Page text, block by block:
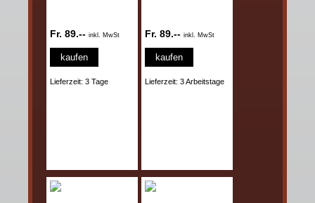
Fr. 89.-- inkl. MwSt
kaufen
Lieferzeit: 3 Tage
Fr. 89.-- inkl. MwSt
kaufen
Lieferzeit: 3 Arbeitstage